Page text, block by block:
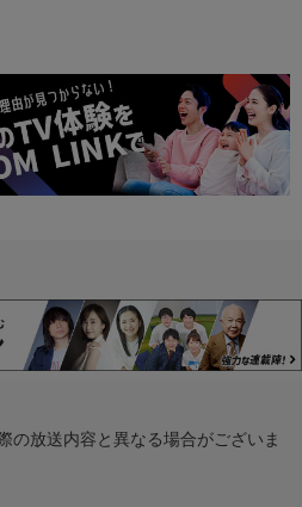
の放送内容と異なる場合がございま